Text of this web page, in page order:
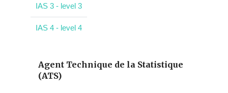
IAS 3 - level 3
IAS 4 - level 4
Agent Technique de la Statistique
(ATS)